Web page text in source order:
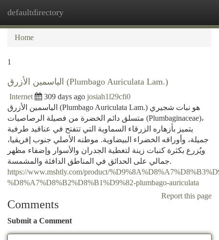
defaultdirectory
Home
1
الياسمين الأزرق (Plumbago Auriculata Lam.)
Internet 309 days ago josiah1l29cfi0
الياسمين الأزرق (Plumbago Auriculata Lam.) هو نبات شجيري
متسلق دائم الخضرة من فصيلة الرصاصيات (Plumbaginaceae)،
يتميز بأزهاره الزرقاء السماوية التي تتفتح في عناقيد طرفية
جميلة، وأوراقه الخضراء البيضاوية. موطنه الأصلي جنوب إفريقيا،
ويُزرع بكثرة كنبات زينة لتغطية الجدران والأسوار وإضفاء مظهر
جمالي على الحدائق في المناطق الدافئة والمشمسة.
https://www.mshtly.com/product/
%D8%A7%D8%B2%D8%B1%D9%82-plumbago-auriculata
Report this page
Comments
Submit a Comment